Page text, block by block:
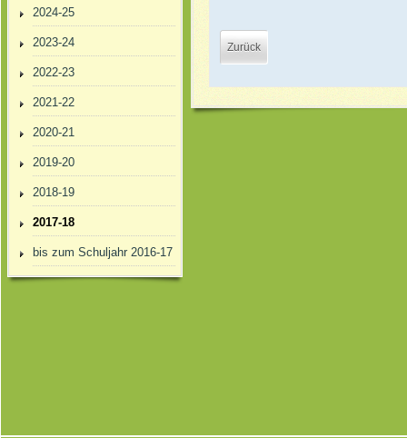
2024-25
2023-24
2022-23
2021-22
2020-21
2019-20
2018-19
2017-18
bis zum Schuljahr 2016-17
Zurück